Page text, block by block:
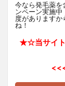
今なら発毛薬を
ンペーン実施
度があります
ね！
★☆当サイト